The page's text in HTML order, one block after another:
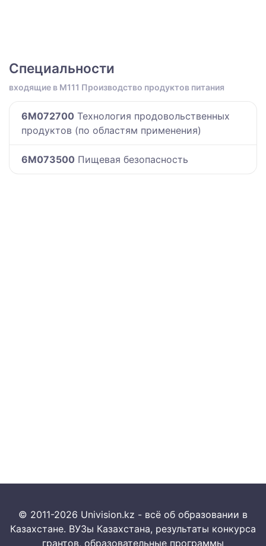
Специальности
входящие в M111 Производство продуктов питания
6M072700 Технология продовольственных
продуктов (по областям применения)
6M073500 Пищевая безопасность
© 2011-2026 Univision.kz - всё об образовании в
Казахстане. ВУЗы Казахстана, результаты конкурса
грантов, образовательные программы